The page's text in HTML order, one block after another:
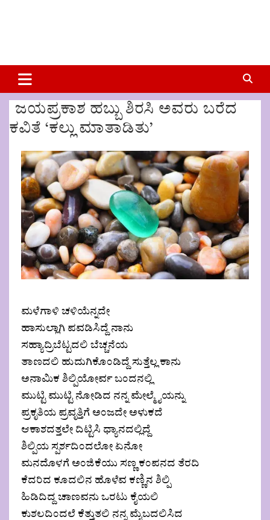
ಜಯಪ್ರಕಾಶ ಹಬ್ಬು ಶಿರಸಿ ಅವರು ಬರೆದ
ಕವಿತೆ ‘ಕಲ್ಲು ಮಾತಾಡಿತು’
ಮಳೆಗಾಳಿ ಚಳಿಯೆನ್ನದೇ
ಹಾಸುಲ್ಲಾಗಿ ಪವಡಿಸಿದ್ದೆ ನಾನು
ಸಹ್ಯಾದ್ರಿಬೆಟ್ಟದಲಿ ಬೆಚ್ಚನೆಯ
ತಾಣದಲಿ ಹುದುಗಿಕೊಂಡಿದ್ದೆ ಸುತ್ತೆಲ್ಲ ಕಾನು
ಅನಾಮಿಕ ಶಿಲ್ಪಿಯೋರ್ವ ಬಂದನಲ್ಲಿ
ಮುಟ್ಟಿ ಮುಟ್ಟಿ ನೋಡಿದ ನನ್ನ ಮೇಲ್ಮೈಯನ್ನು
ಪ್ರಕೃತಿಯ ಪ್ರವೃತ್ತಿಗೆ ಅಂಜದೇ ಅಳುಕದೆ
ಆಕಾಶದತ್ತಲೇ ದಿಟ್ಟಿಸಿ ಧ್ಯಾನದಲ್ಲಿದ್ದೆ
ಶಿಲ್ಪಿಯ ಸ್ಪರ್ಶದಿಂದಲೋ ಏನೋ
ಮನದೊಳಗೆ ಅಂಜಿಕೆಯು ಸಣ್ಣ ಕಂಪನದ ತೆರದಿ
ಕೆದರಿದ ಕೂದಲಿನ ಹೊಳೆವ ಕಣ್ಣಿನ ಶಿಲ್ಪಿ
ಹಿಡಿದಿದ್ದ ಚಾಣವನು ಒರಟು ಕೈಯಲಿ
ಕುಶಲದಿಂದಲೆ ಕೆತ್ತುತಲಿ ನನ್ನ ಮೈಬದಲಿಸಿದ